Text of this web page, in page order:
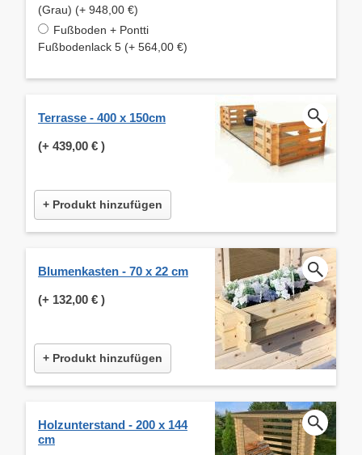
(Grau) (+ 948,00 €)
Fußboden + Pontti
Fußbodenlack 5 (+ 564,00 €)
Terrasse - 400 x 150cm
(+ 439,00 € )
+ Produkt hinzufügen
Blumenkasten - 70 x 22 cm
(+ 132,00 € )
+ Produkt hinzufügen
Holzunterstand - 200 x 144
cm